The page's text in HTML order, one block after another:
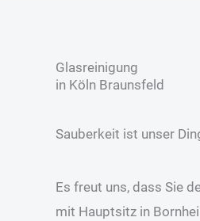
Glas­reinigung
in Köln Brauns­feld
Sauberkeit ist unser
Es freut uns, dass Sie
mit Hauptsitz in